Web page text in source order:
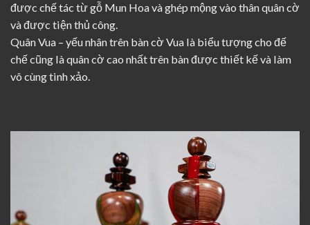
được chế tác từ gỗ Mun Hoa và ghép mộng vào thân quân cờ
và được tiện thủ công.
Quân Vua – yếu nhân trên bàn cờ Vua là biểu tượng cho đế
chế cũng là quân cờ cao nhất trên bàn được thiết kế và làm
vô cùng tinh xảo.